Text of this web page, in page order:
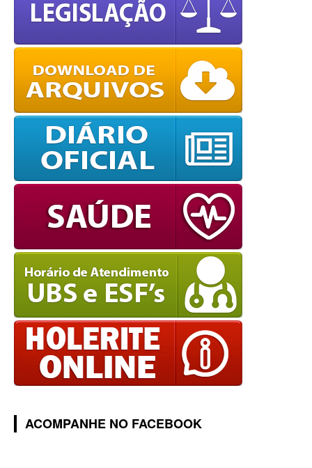
ACOMPANHE NO FACEBOOK